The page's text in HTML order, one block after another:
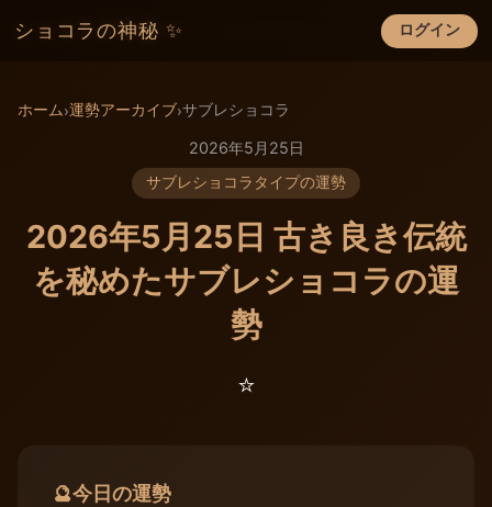
ショコラの神秘 ✨ ログイン
×
ホーム›運勢アーカイブ›サブレショコラ
2026年5月25日
サブレショコラタイプの運勢
2026年5月25日 古き良き伝統
を秘めたサブレショコラの運
勢
⭐️
🔮今日の運勢